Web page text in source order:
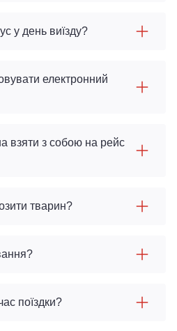
у день виїзду?
електронний
взяти з собою на рейс
тварин?
поїздки?